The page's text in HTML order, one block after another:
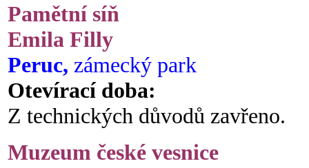
Pamětní síň
Emila Filly
Peruc, zámecký park
Otevírací doba:
Z technických důvodů zavřeno.
Muzeum české vesnice